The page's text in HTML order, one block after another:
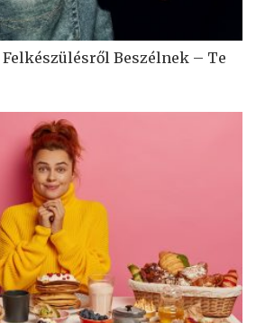
Beszélnek – Te